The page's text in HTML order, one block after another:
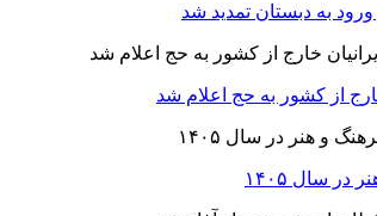
به دبستان تمدید شد
از کشور به حج اعلام شد
سال ۱۴۰۵